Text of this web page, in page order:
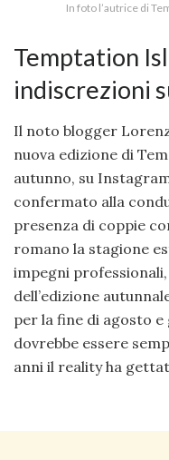
In foto l’autrice di
Temptation
indiscrezioni
Il noto blogger
nuova edizione di
autunno, su
confermato alla
presenza di coppie
romano la stagione
impegni
dell’edizione
per la fine di agosto
dovrebbe essere
anni il reality ha